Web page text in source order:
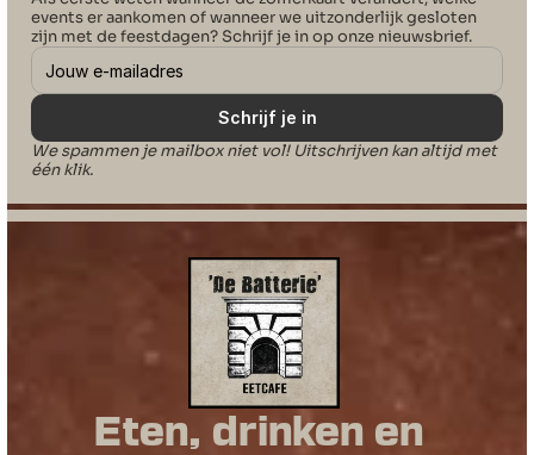
events er aankomen of wanneer we uitzonderlijk gesloten
zijn met de feestdagen? Schrijf je in op onze nieuwsbrief.
Schrijf je in
We spammen je mailbox niet vol! Uitschrijven kan altijd met
één klik.
Eten, drinken en